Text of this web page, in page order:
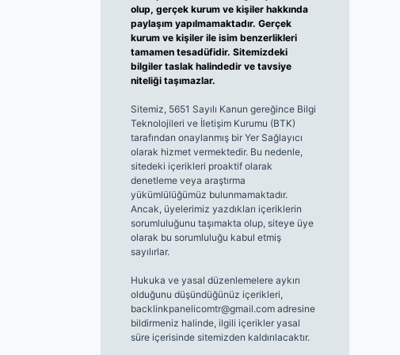
olup, gerçek kurum ve kişiler hakkında
paylaşım yapılmamaktadır. Gerçek
kurum ve kişiler ile isim benzerlikleri
tamamen tesadüfidir. Sitemizdeki
bilgiler taslak halindedir ve tavsiye
niteliği taşımazlar.
Sitemiz, 5651 Sayılı Kanun gereğince Bilgi
Teknolojileri ve İletişim Kurumu (BTK)
tarafından onaylanmış bir Yer Sağlayıcı
olarak hizmet vermektedir. Bu nedenle,
sitedeki içerikleri proaktif olarak
denetleme veya araştırma
yükümlülüğümüz bulunmamaktadır.
Ancak, üyelerimiz yazdıkları içeriklerin
sorumluluğunu taşımakta olup, siteye üye
olarak bu sorumluluğu kabul etmiş
sayılırlar.
Hukuka ve yasal düzenlemelere aykırı
olduğunu düşündüğünüz içerikleri,
backlinkpanelicomtr@gmail.comadresine
bildirmeniz halinde, ilgili içerikler yasal
süre içerisinde sitemizden kaldırılacaktır.